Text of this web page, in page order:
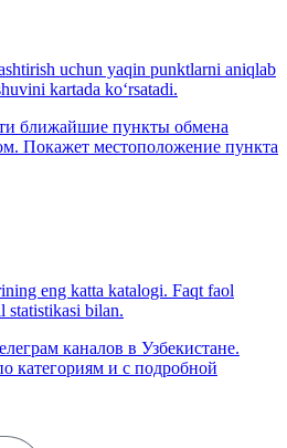
uchun yaqin punktlarni aniqlab
kartada ko‘rsatadi.
ближайшие пункты обмена
Покажет местоположение пункта
eng katta katalogi. Faqt faol
statistikasi bilan.
каналов в Узбекистане.
категориям и с подробной